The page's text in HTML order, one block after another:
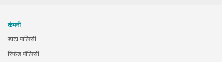
कंपनी
डाटा पालिसी
रिफंड पॉलिसी